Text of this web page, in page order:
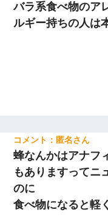
バラ系食べ物のア
ルギー持ちの人は
匿名
蜂なんかはアナフ
もありますってニ
のに
食べ物になると軽